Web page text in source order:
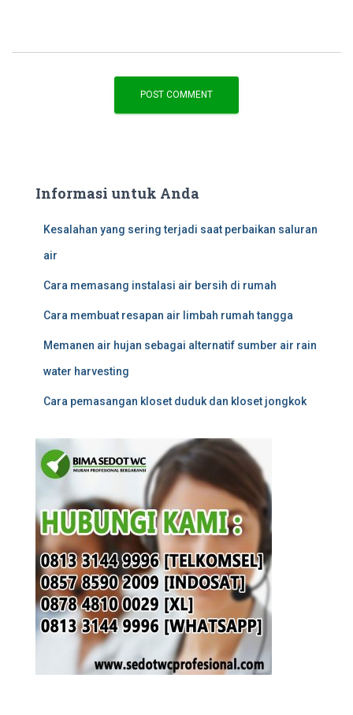
Informasi untuk Anda
Kesalahan yang sering terjadi saat perbaikan saluran
air
Cara memasang instalasi air bersih di rumah
Cara membuat resapan air limbah rumah tangga
Memanen air hujan sebagai alternatif sumber air rain
water harvesting
Cara pemasangan kloset duduk dan kloset jongkok